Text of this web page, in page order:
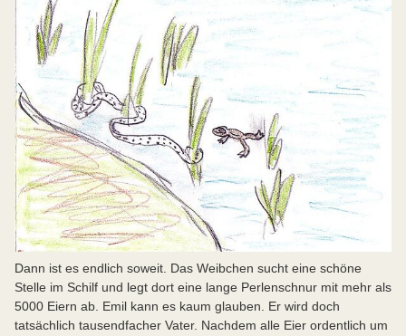
Dann ist es endlich soweit. Das Weibchen sucht eine schöne
Stelle im Schilf und legt dort eine lange Perlenschnur mit mehr als
5000 Eiern ab. Emil kann es kaum glauben. Er wird doch
tatsächlich tausendfacher Vater. Nachdem alle Eier ordentlich um